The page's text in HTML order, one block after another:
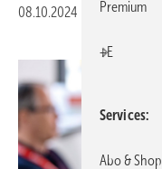
08.10.2024 Druckvorschau
Premium
+E
Services
Abo & Shop